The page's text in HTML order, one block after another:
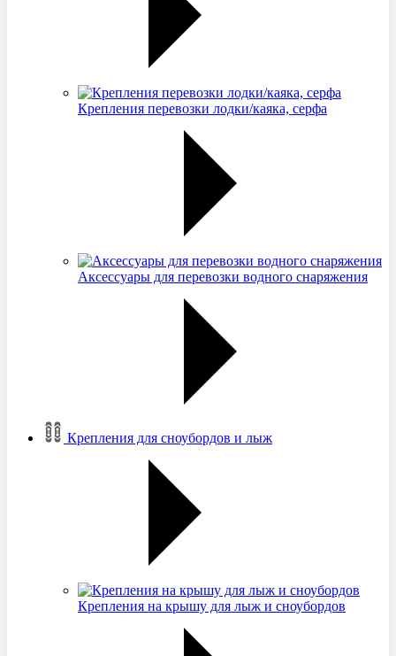
Крепления перевозки лодки/каяка, серфа
Аксессуары для перевозки водного снаряжения
Крепления для сноубордов и лыж
Крепления на крышу для лыж и сноубордов